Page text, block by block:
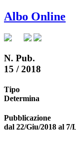
Albo Online
N. Pub.
15 / 2018
Tipo
Determina
Pubblicazione
dal 22/Giu/2018 al 7/